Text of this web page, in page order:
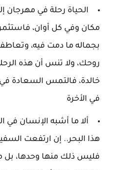
الحياة رحلة في مهرجان
مكان وفي كل أوان،
بجماله ما دمت فيه،
روحك، ولا تنس أن هذه
خالدة، فالتمس السعادة في
في الأخرة
ألا ما أشبه الإنسان في
هذا البحر.. إن ارتفعت
فليس ذلك منها وحدها، بل